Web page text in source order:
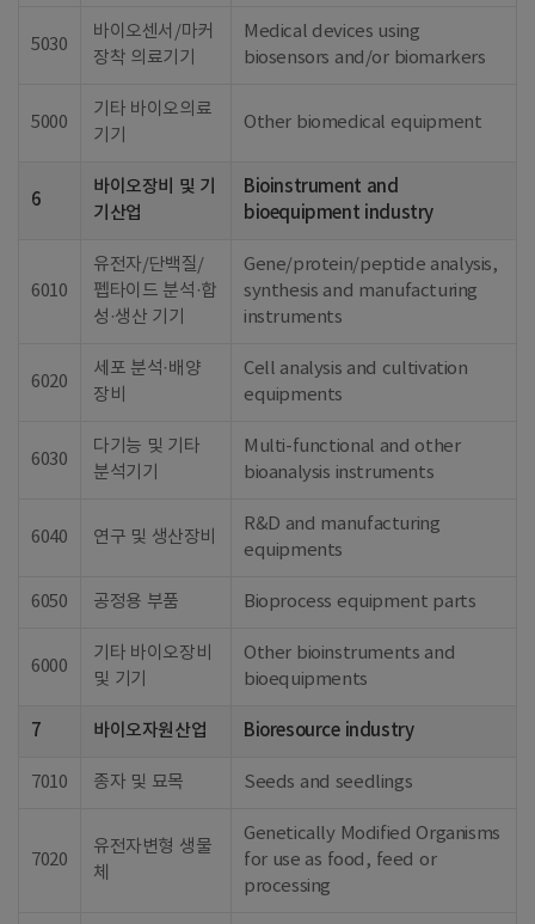
5030
바이오센서/마커
장착 의료기기
Medical devices using
biosensors and/or biomarkers
5000
기타 바이오의료
기기
Other biomedical equipment
6
바이오장비 및 기
기산업
Bioinstrument and
bioequipment industry
6010
유전자/단백질/
펩타이드 분석·합
성·생산 기기
Gene/protein/peptide analysis,
synthesis and manufacturing
instruments
6020
세포 분석·배양
장비
Cell analysis and cultivation
equipments
6030
다기능 및 기타
분석기기
Multi-functional and other
bioanalysis instruments
6040 연구 및 생산장비
R&D and manufacturing
equipments
6050 공정용 부품 Bioprocess equipment parts
6000
기타 바이오장비
및 기기
Other bioinstruments and
bioequipments
7 바이오자원산업 Bioresource industry
7010 종자 및 묘목 Seeds and seedlings
7020
유전자변형 생물
체
Genetically Modified Organisms
for use as food, feed or
processing